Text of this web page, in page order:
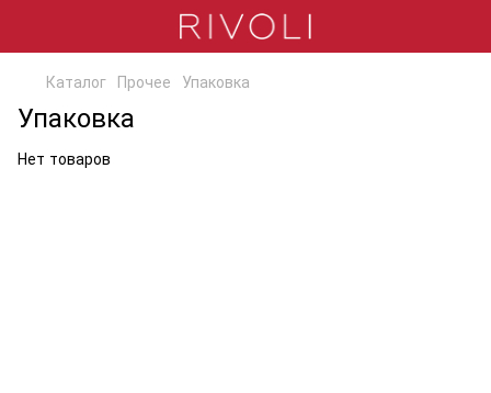
Каталог Прочее Упаковка
Упаковка
Нет товаров